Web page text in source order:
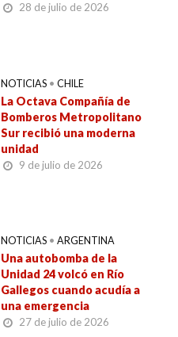
28 de julio de 2026
NOTICIAS • CHILE
La Octava Compañía de
Bomberos Metropolitano
Sur recibió una moderna
unidad
9 de julio de 2026
NOTICIAS • ARGENTINA
Una autobomba de la
Unidad 24 volcó en Río
Gallegos cuando acudía a
una emergencia
27 de julio de 2026